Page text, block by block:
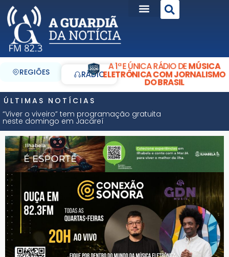
REGIÕES RÁDIO
A 1ª E ÚNICA RÁDIO DEMÚSICA
ELETRÔNICA COM JORNALISMO
DO BRASIL
ÚLTIMAS NOTÍCIAS
“Viver o viveiro” tem programação gratuita
neste domingo em Jacareí